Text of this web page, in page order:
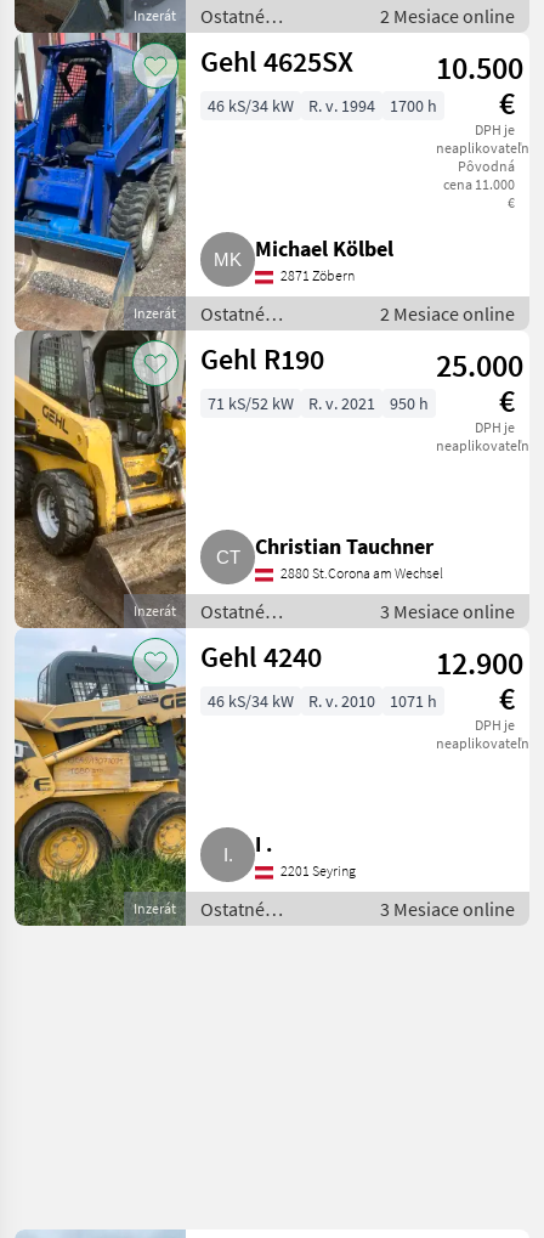
Inzerát
Ostatné
poľnohospodárske
silové stroje /
nakladaće
2 Mesiace online
Inzerát
Gehl 4625SX
10.500
€
DPH je
neaplikovateľné
Pôvodná
cena 11.000
€
46 kS/34 kW R. v. 1994 1700 h
Michael Kölbel
2871 Zöbern
Ostatné
poľnohospodárske
silové stroje /
nakladaće
2 Mesiace online
Inzerát
Gehl R190
25.000
€
DPH je
neaplikovateľné
71 kS/52 kW R. v. 2021 950 h
Christian Tauchner
2880 St.Corona am Wechsel
Ostatné
poľnohospodárske
silové stroje /
nakladaće
3 Mesiace online
Inzerát
Gehl 4240
12.900
€
DPH je
neaplikovateľné
46 kS/34 kW R. v. 2010 1071 h
I .
2201 Seyring
Ostatné
poľnohospodárske
3 Mesiace online